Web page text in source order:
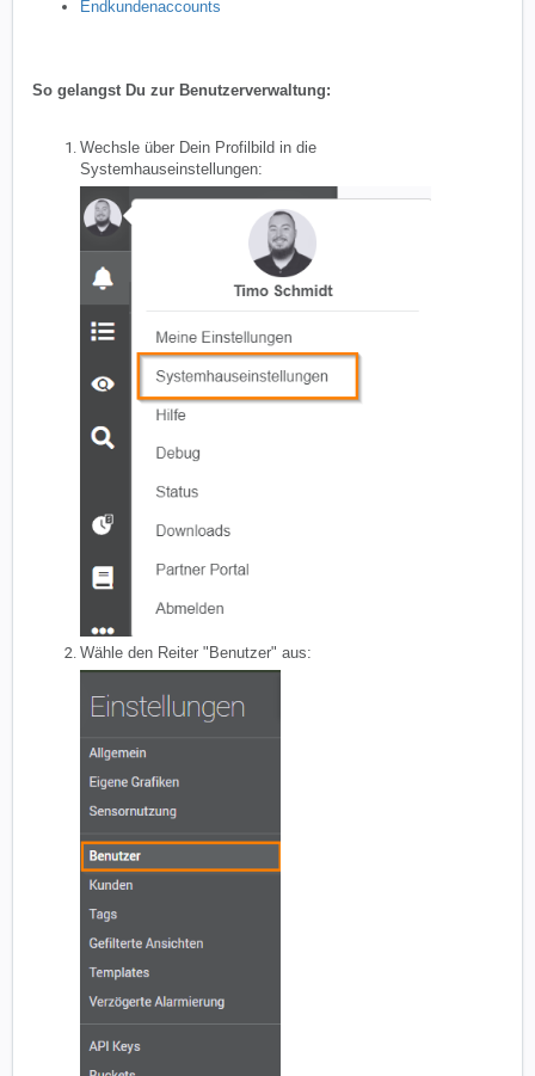
Endkundenaccounts
So gelangst Du zur Benutzerverwaltung:
Wechsle über Dein Profilbild in die
Systemhauseinstellungen:
Wähle den Reiter "Benutzer" aus: